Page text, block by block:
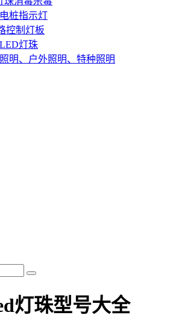
桩指示灯
控制灯板
灯珠
明、户外照明、特种照明
灯珠型号大全